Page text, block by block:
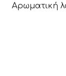
Αρωματική